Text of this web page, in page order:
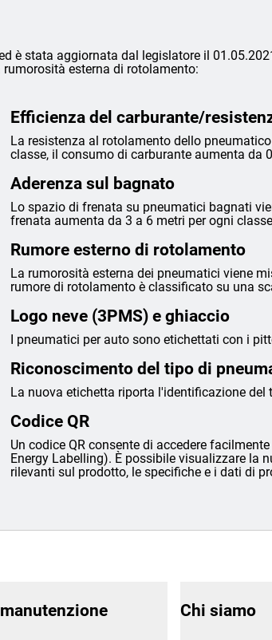
è stata aggiornata dal legislatore il
esterna di rotolamento:
Efficienza del carburante/
La resistenza al rotolamento dello
classe, il consumo di carburante aumenta da
Aderenza sul bagnato
Lo spazio di frenata su pneumatici bagnati
frenata aumenta da 3 a 6 metri per ogni
Rumore esterno di rotolamento
La rumorosità esterna dei pneumatici viene
rumore di rotolamento è classificato su una
Logo neve (3PMS) e ghiaccio
I pneumatici per auto sono etichettati con i
Riconoscimento del tipo di
La nuova etichetta riporta l'identificazione
Codice QR
Un codice QR consente di accedere
Energy Labelling). È possibile visualizzare la
rilevanti sul prodotto, le specifiche e i dati di
Chi siamo